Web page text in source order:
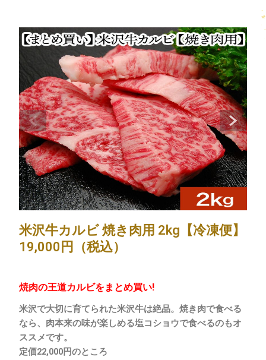
米沢牛カルビ 焼き肉用 2kg【冷凍便】
19,000円（税込）
焼肉の王道カルビをまとめ買い!
米沢で大切に育てられた米沢牛は絶品。焼き肉で食べる
なら、肉本来の味が楽しめる塩コショウで食べるのもオ
ススメです。
定価22,000円のところ